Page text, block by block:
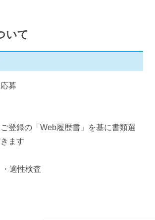
いて
募
登録の「Web履歴書」を基に書類選
ます
適性検査